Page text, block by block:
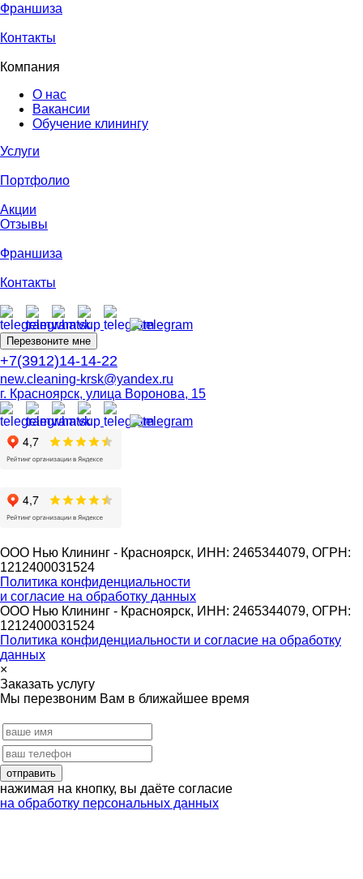
Франшиза
Контакты
Компания
О нас
Вакансии
Обучение клинингу
Услуги
Портфолио
Акции
Отзывы
Франшиза
Контакты
Перезвоните мне
+7(3912)14-14-22
new.cleaning-krsk@yandex.ru
г. Красноярск, улица Воронова, 15
ООО Нью Клининг - Красноярск, ИНН: 2465344079, ОГРН:
1212400031524
Политика конфиденциальности
и согласие на обработку данных
ООО Нью Клининг - Красноярск, ИНН: 2465344079, ОГРН:
1212400031524
Политика конфиденциальности и согласие на обработку
данных
×
Заказать услугу
Мы перезвоним Вам в ближайшее время
нажимая на кнопку, вы даёте согласие
на обработку персональных данных